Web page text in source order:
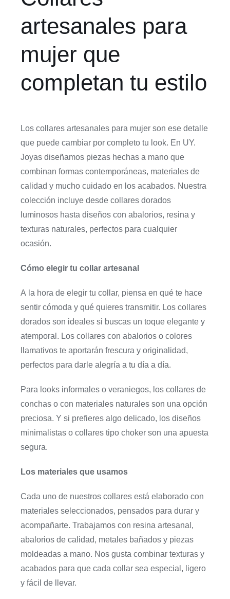
artesanales para
mujer que
completan tu estilo
Los collares artesanales para mujer son ese detalle
que puede cambiar por completo tu look. En UY.
Joyas diseñamos piezas hechas a mano que
combinan formas contemporáneas, materiales de
calidad y mucho cuidado en los acabados. Nuestra
colección incluye desde collares dorados
luminosos hasta diseños con abalorios, resina y
texturas naturales, perfectos para cualquier
ocasión.
Cómo elegir tu collar artesanal
A la hora de elegir tu collar, piensa en qué te hace
sentir cómoda y qué quieres transmitir. Los collares
dorados son ideales si buscas un toque elegante y
atemporal. Los collares con abalorios o colores
llamativos te aportarán frescura y originalidad,
perfectos para darle alegría a tu día a día.
Para looks informales o veraniegos, los collares de
conchas o con materiales naturales son una opción
preciosa. Y si prefieres algo delicado, los diseños
minimalistas o collares tipo choker son una apuesta
segura.
Los materiales que usamos
Cada uno de nuestros collares está elaborado con
materiales seleccionados, pensados para durar y
acompañarte. Trabajamos con resina artesanal,
abalorios de calidad, metales bañados y piezas
moldeadas a mano. Nos gusta combinar texturas y
acabados para que cada collar sea especial, ligero
y fácil de llevar.